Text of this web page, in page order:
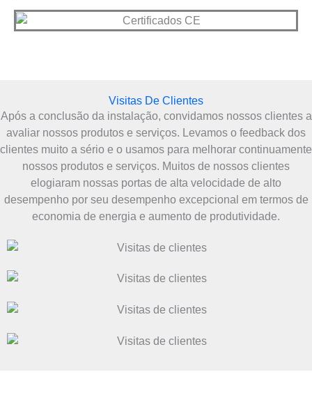
Visitas De Clientes
Após a conclusão da instalação, convidamos nossos clientes a
avaliar nossos produtos e serviços. Levamos o feedback dos
clientes muito a sério e o usamos para melhorar continuamente
nossos produtos e serviços. Muitos de nossos clientes
elogiaram nossas portas de alta velocidade de alto
desempenho por seu desempenho excepcional em termos de
economia de energia e aumento de produtividade.